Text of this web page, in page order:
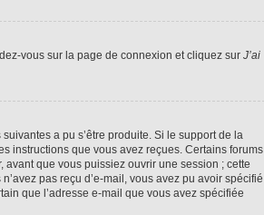
vous sur la page de connexion et cliquez sur J’ai
a pu s’être produite. Si le support de la
instructions que vous avez reçues. Certains forums
que vous puissiez ouvrir une session ; cette
pas reçu d’e-mail, vous avez pu avoir spécifié
que l’adresse e-mail que vous avez spécifiée